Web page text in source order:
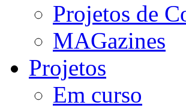
Projetos de
MAGazines
Projetos
Em curso